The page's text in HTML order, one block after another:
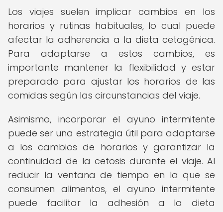
Los viajes suelen implicar cambios en los
horarios y rutinas habituales, lo cual puede
afectar la adherencia a la dieta cetogénica.
Para adaptarse a estos cambios, es
importante mantener la flexibilidad y estar
preparado para ajustar los horarios de las
comidas según las circunstancias del viaje.
Asimismo, incorporar el ayuno intermitente
puede ser una estrategia útil para adaptarse
a los cambios de horarios y garantizar la
continuidad de la cetosis durante el viaje. Al
reducir la ventana de tiempo en la que se
consumen alimentos, el ayuno intermitente
puede facilitar la adhesión a la dieta